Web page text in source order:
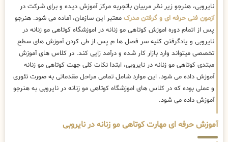
نایروبی، هنرجو زیر نظر مربیان باتجربه مرکز آموزش دیده و برای شرکت در
آزمون فنی حرفه ای و گرفتن مدرک معتبر این سازمان، آماده می شود. هنرجو
پس از اتمام دوره اموزش کوتاهی مو زنانه در اموزشگاه کوتاهی مو زنانه در
نایروبی و یادگرفتن کلیه سر فصل ها م پس از طی کردن آموزش های سطح
تخصصی میتواند وارد بازار کار شده و درآمد زایی کند. در کلاس های آموزش
مبتدی کوتاهی مو زنانه در نایروبی، ابتدا نکات کلی جهت کوتاهی مو زنانه
آموزش داده می شود. این موارد شامل تمامی مراحل مقدماتی به صورت تئوری
و عملی بوده که در کلاس های اموزشگاه کوتاهی مو زنانه در نایروبی به هنرجو
آموزش داده می شود.
آموزش حرفه ای مهارت کوتاهی مو زنانه در نایروبی